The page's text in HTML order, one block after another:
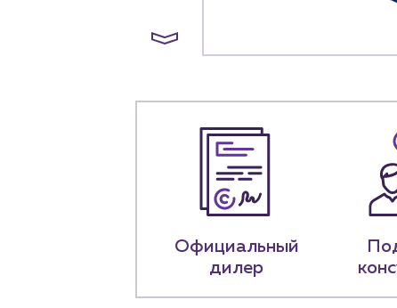
+7 (918) 070-
Пн – пт: 9:00 –
Официальный
дилер